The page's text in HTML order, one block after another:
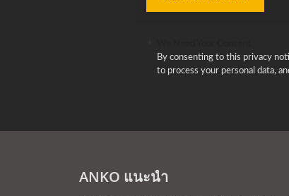
By consenting to this privacy
to process your personal data,
ANKO แนะนำ